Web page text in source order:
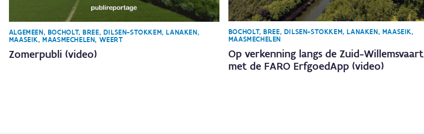
ALGEMEEN, BOCHOLT, BREE, DILSEN-STOKKEM, LANAKEN,
MAASEIK, MAASMECHELEN, WEERT
Zomerpubli (video)
BOCHOLT, BREE, DILSEN-STOKKEM, LANAKEN, MAASEIK,
MAASMECHELEN
Op verkenning langs de Zuid-Willemsvaart
met de FARO ErfgoedApp (video)